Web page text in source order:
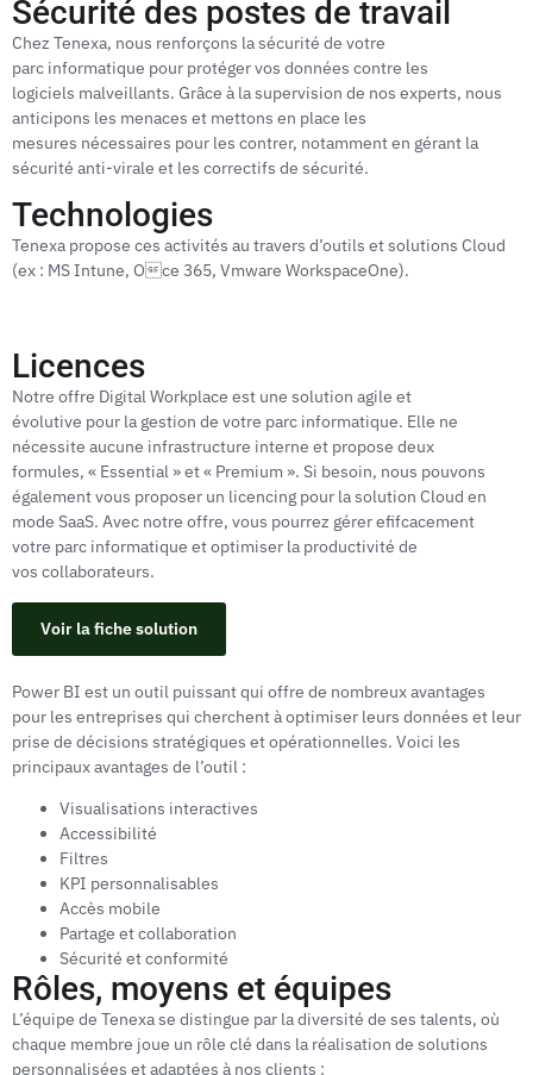
Sécurité des postes de travail
Chez Tenexa, nous renforçons la sécurité de votre
parc informatique pour protéger vos données contre les
logiciels malveillants. Grâce à la supervision de nos experts, nous
anticipons les menaces et mettons en place les
mesures nécessaires pour les contrer, notamment en gérant la
sécurité anti-virale et les correctifs de sécurité.
Technologies
Tenexa propose ces activités au travers d’outils et solutions Cloud
(ex : MS Intune, Oce 365, Vmware WorkspaceOne).
Licences
Notre offre Digital Workplace est une solution agile et
évolutive pour la gestion de votre parc informatique. Elle ne
nécessite aucune infrastructure interne et propose deux
formules, « Essential » et « Premium ». Si besoin, nous pouvons
également vous proposer un licencing pour la solution Cloud en
mode SaaS. Avec notre offre, vous pourrez gérer efifcacement
votre parc informatique et optimiser la productivité de
vos collaborateurs.
Voir la fiche solution
Power BI est un outil puissant qui offre de nombreux avantages
pour les entreprises qui cherchent à optimiser leurs données et leur
prise de décisions stratégiques et opérationnelles. Voici les
principaux avantages de l’outil :
Visualisations interactives
Accessibilité
Filtres
KPI personnalisables
Accès mobile
Partage et collaboration
Sécurité et conformité
Rôles, moyens et équipes
L’équipe de Tenexa se distingue par la diversité de ses talents, où
chaque membre joue un rôle clé dans la réalisation de solutions
personnalisées et adaptées à nos clients :